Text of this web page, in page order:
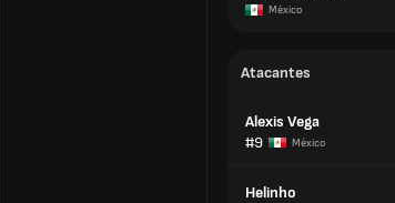
México
Atacantes
Alexis Vega
#9
México
Helinho